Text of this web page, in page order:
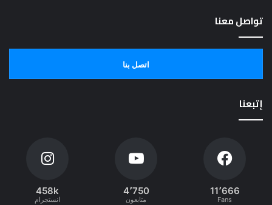
تواصل معنا
اتصل بنا
إتبعنا
11٬666
Fans
4٬750
متابعون
458k
انستجرام